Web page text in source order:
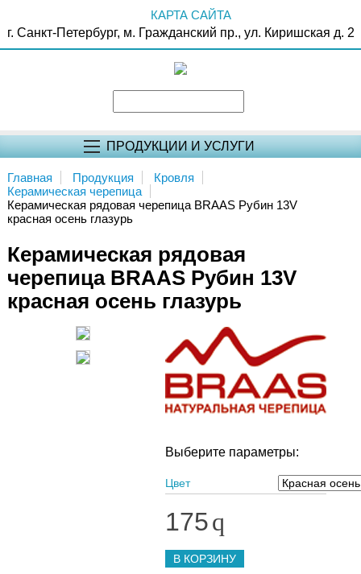
КАРТА САЙТА
г. Санкт-Петербург, м. Гражданский пр., ул. Киришская д. 2
ПРОДУКЦИИ И УСЛУГИ
Главная Продукция
Кровля
Керамическая черепица
Керамическая рядовая черепица BRAAS Рубин 13V
красная осень глазурь
Керамическая рядовая
черепица BRAAS Рубин 13V
красная осень глазурь
Выберите параметры:
Цвет
175q
В КОРЗИНУ